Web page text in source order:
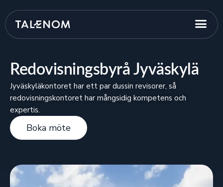
Redovisningsbyrå Jyväskylä
Jyväskyläkontoret har ett par dussin revisorer, så
redovisningskontoret har mångsidig kompetens och
expertis.
Boka möte